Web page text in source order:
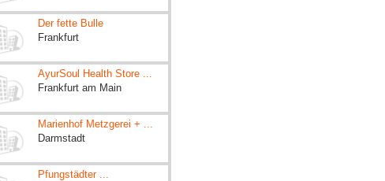
Der fette Bulle
Frankfurt
AyurSoul Health Store ...
Frankfurt am Main
Marienhof Metzgerei + ...
Darmstadt
Pfungstädter ...